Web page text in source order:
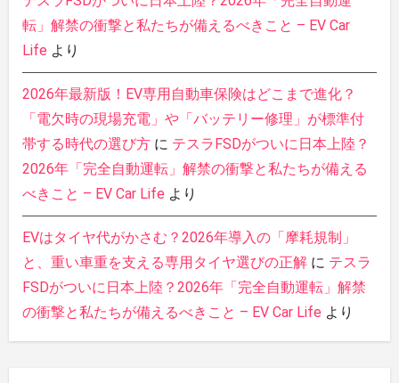
転」解禁の衝撃と私たちが備えるべきこと – EV Car
Life より
2026年最新版！EV専用自動車保険はどこまで進化？
「電欠時の現場充電」や「バッテリー修理」が標準付
帯する時代の選び方に テスラFSDがついに日本上陸？
2026年「完全自動運転」解禁の衝撃と私たちが備える
べきこと – EV Car Life より
EVはタイヤ代がかさむ？2026年導入の「摩耗規制」
と、重い車重を支える専用タイヤ選びの正解に テスラ
FSDがついに日本上陸？2026年「完全自動運転」解禁
の衝撃と私たちが備えるべきこと – EV Car Life より